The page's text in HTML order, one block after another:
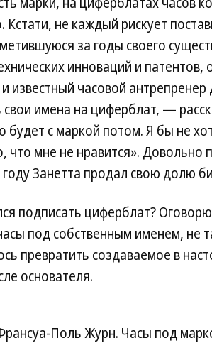
не каждый рискует
за годы своего
инноваций и патентов,
известный часовой
свои имена на циферблат, —
будет с маркой потом. Я бы не
что мне не нравится».
Занетта продал свою долю
подписать циферблат?
под собственным именем, не
превратить создаваемое в
основателя.
Поль Журн. Часы под